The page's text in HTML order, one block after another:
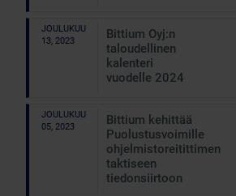
JOULUKUU
13, 2023
Bittium Oyj:n
taloudellinen
kalenteri
vuodelle 2024
JOULUKUU
05, 2023
Bittium kehittää
Puolustusvoimille
ohjelmistoreitittimen
taktiseen
tiedonsiirtoon